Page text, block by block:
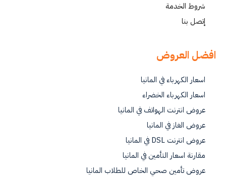
شروط الخدمة
إتصل بنا
افضل العروض
اسعار الكهرباء في المانيا
اسعار الكهرباء الخضراء
عروض انترنت الهواتف في المانيا
عروض الغاز في المانيا
عروض انترنت DSL في المانيا
مقارنة اسعار التأمين في المانيا
عروض تأمين صحي الخاص للطلاب المانيا